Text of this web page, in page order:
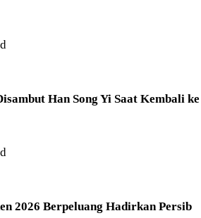
Han Song Yi Saat Kembali ke
2026 Berpeluang Hadirkan Persib